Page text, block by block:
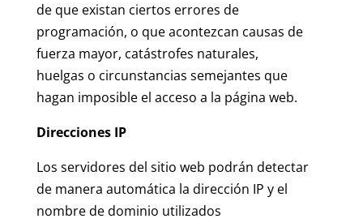
de que existan ciertos errores de
programación, o que acontezcan causas de
fuerza mayor, catástrofes naturales,
huelgas o circunstancias semejantes que
hagan imposible el acceso a la página web.
Direcciones IP
Los servidores del sitio web podrán detectar
de manera automática la dirección IP y el
nombre de dominio utilizados